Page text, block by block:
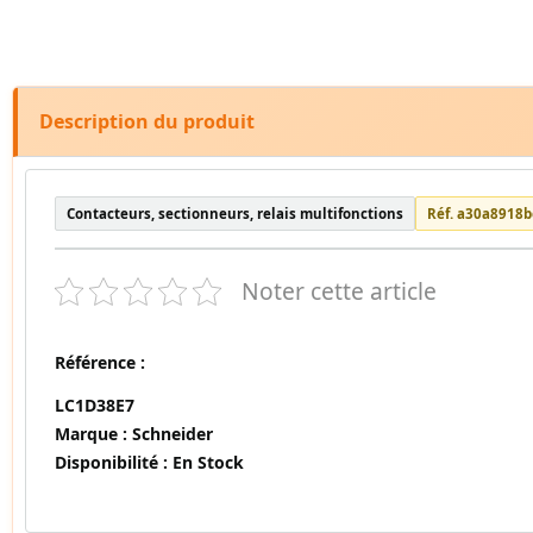
Description du produit
Contacteurs, sectionneurs, relais multifonctions Réf.
Noter cette article
Référence :
LC1D38E7
Marque : Schneider
Disponibilité : En Stock